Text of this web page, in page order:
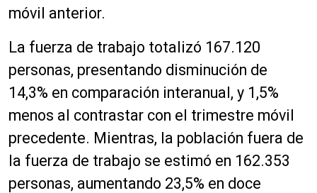
móvil anterior.
La fuerza de trabajo totalizó 167.120
personas, presentando disminución de
14,3% en comparación interanual, y 1,5%
menos al contrastar con el trimestre móvil
precedente. Mientras, la población fuera de
la fuerza de trabajo se estimó en 162.353
personas, aumentando 23,5% en doce